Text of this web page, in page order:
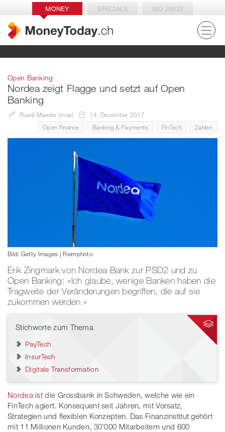
MONEY SPECIALS ISO 20022
Open Banking
Nordea zeigt Flagge und setzt auf Open
Banking
Ruedi Maeder (mae)
14. Dezember 2017
Open Finance
Banking & Payments FinTech Zahlen
Bild: Getty Images | Reimphoto
Erik Zingmark von Nordea Bank zur PSD2 und zu
Open Banking: «Ich glaube, wenige Banken haben die
Tragweite der Veränderungen begriffen, die auf sie
zukommen werden.»
Stichworte zum Thema
PayTech
InsurTech
Digitale Transformation
Nordea ist die Grossbank in Schweden, welche wie ein
FinTech agiert. Konsequent seit Jahren, mit Vorsatz,
Strategien und flexiblen Konzepten. Das Finanzinstitut gehört
mit 11 Millionen Kunden, 30'000 Mitarbeitern und 600